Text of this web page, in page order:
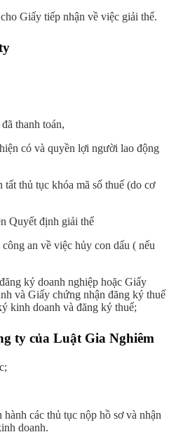
Giấy tiếp nhận về việc giải thể.
thanh toán,
có và quyền lợi người lao động
thủ tục khóa mã số thuế (do cơ
Quyết định giải thể
an về việc hủy con dấu ( nếu
ký doanh nghiệp hoặc Giấy
và Giấy chứng nhận đăng ký thuế
kinh doanh và đăng ký thuế;
ty của Luật Gia Nghiêm
các thủ tục nộp hồ sơ và nhận
doanh.